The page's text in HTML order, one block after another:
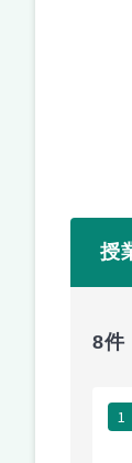
授
8件
1